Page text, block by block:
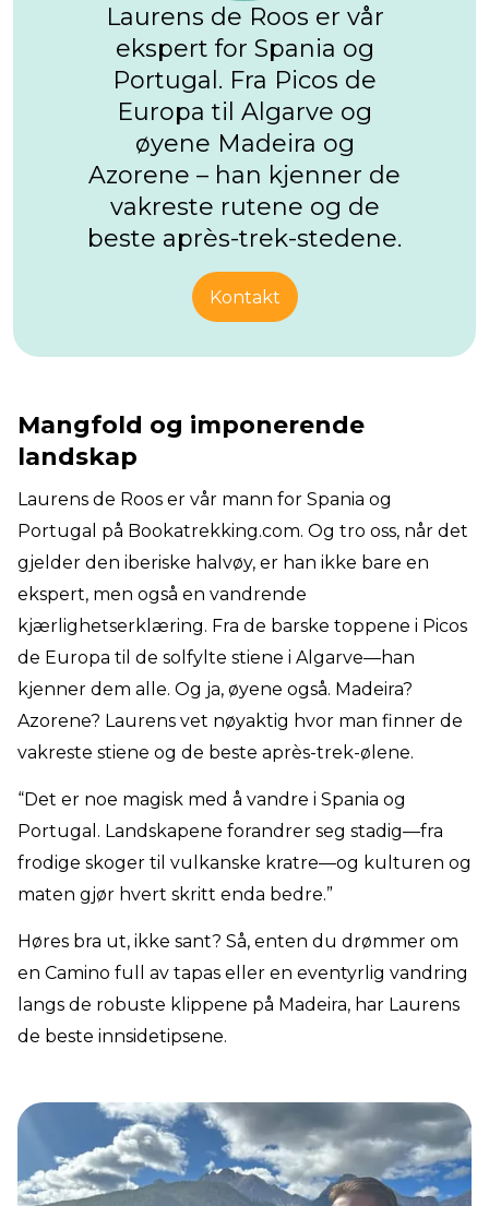
Laurens de Roos er vår
ekspert for Spania og
Portugal. Fra Picos de
Europa til Algarve og
øyene Madeira og
Azorene – han kjenner de
vakreste rutene og de
beste après-trek-stedene.
Kontakt
Mangfold og imponerende
landskap
Laurens de Roos er vår mann for Spania og
Portugal på Bookatrekking.com. Og tro oss, når det
gjelder den iberiske halvøy, er han ikke bare en
ekspert, men også en vandrende
kjærlighetserklæring. Fra de barske toppene i Picos
de Europa til de solfylte stiene i Algarve—han
kjenner dem alle. Og ja, øyene også. Madeira?
Azorene? Laurens vet nøyaktig hvor man finner de
vakreste stiene og de beste après-trek-ølene.
“Det er noe magisk med å vandre i Spania og
Portugal. Landskapene forandrer seg stadig—fra
frodige skoger til vulkanske kratre—og kulturen og
maten gjør hvert skritt enda bedre.”
Høres bra ut, ikke sant? Så, enten du drømmer om
en Camino full av tapas eller en eventyrlig vandring
langs de robuste klippene på Madeira, har Laurens
de beste innsidetipsene.